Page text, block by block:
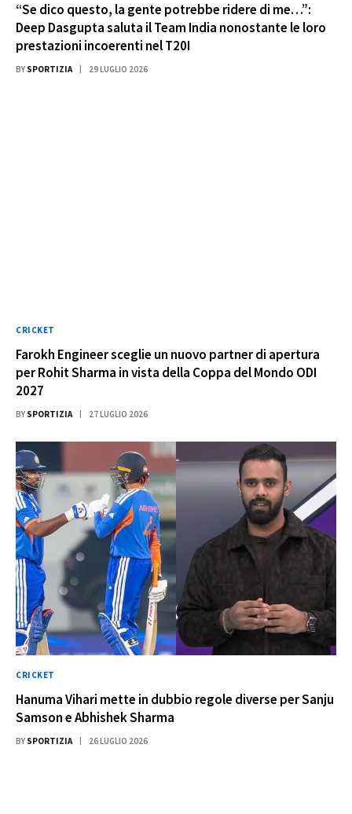
“Se dico questo, la gente potrebbe ridere di me…”:
Deep Dasgupta saluta il Team India nonostante le loro
prestazioni incoerenti nel T20I
BY SPORTIZIA 29 LUGLIO 2026
CRICKET
Farokh Engineer sceglie un nuovo partner di apertura
per Rohit Sharma in vista della Coppa del Mondo ODI
2027
BY SPORTIZIA 27 LUGLIO 2026
CRICKET
Hanuma Vihari mette in dubbio regole diverse per Sanju
Samson e Abhishek Sharma
BY SPORTIZIA 26 LUGLIO 2026